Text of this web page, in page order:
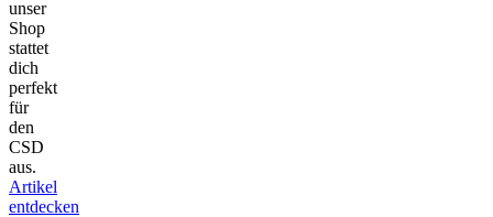
unser
Shop
stattet
dich
perfekt
für
den
CSD
aus.
Artikel
entdecken